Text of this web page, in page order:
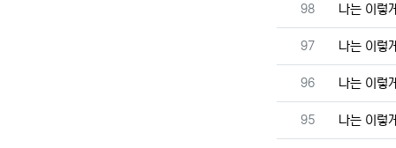
번호
98 나는 이렇
번호
97 나는 이렇
번호
96 나는 이렇
번호
95 나는 이렇